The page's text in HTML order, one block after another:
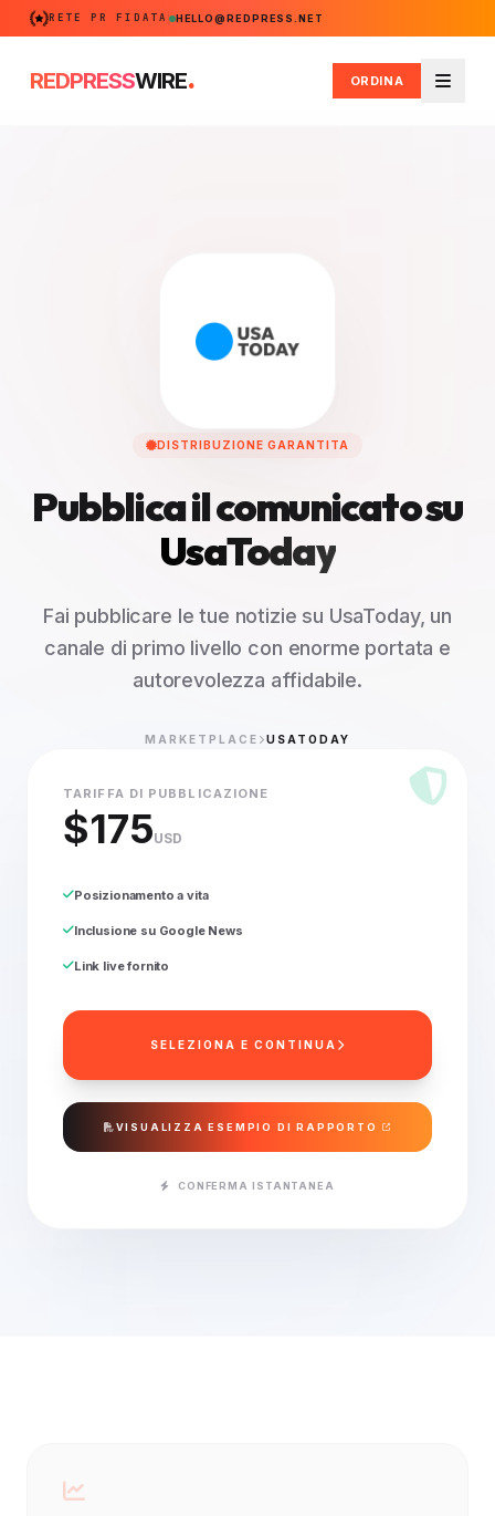
RETE PR FIDATA HELLO@REDPRESS.NET
REDPRESSWIRE. ORDINA
Menu
DISTRIBUZIONE GARANTITA
Pubblica il comunicato su
UsaToday
Fai pubblicare le tue notizie su UsaToday, un
canale di primo livello con enorme portata e
autorevolezza affidabile.
MARKETPLACE USATODAY
TARIFFA DI PUBBLICAZIONE
$175USD
Posizionamento a vita
Inclusione su Google News
Link live fornito
SELEZIONA E CONTINUA
VISUALIZZA ESEMPIO DI RAPPORTO
CONFERMA ISTANTANEA